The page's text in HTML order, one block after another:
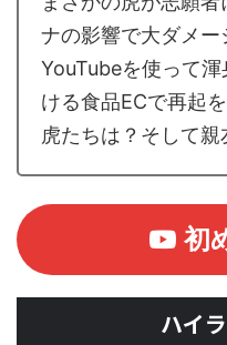
ナの影響で大ダメ
YouTubeを使って
ける食品ECで再起
虎たちは？そして親
初
ハイ